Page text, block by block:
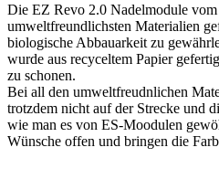
Die EZ Revo 2.0 Nadelmodule
umweltfreundlichsten Materialien
biologische Abbauarkeit zu
wurde aus recyceltem Papier
zu schonen.
Bei all den umweltfreudnlichen
trotzdem nicht auf der Strecke und
wie man es von ES-Moodulen
Wünsche offen und bringen die